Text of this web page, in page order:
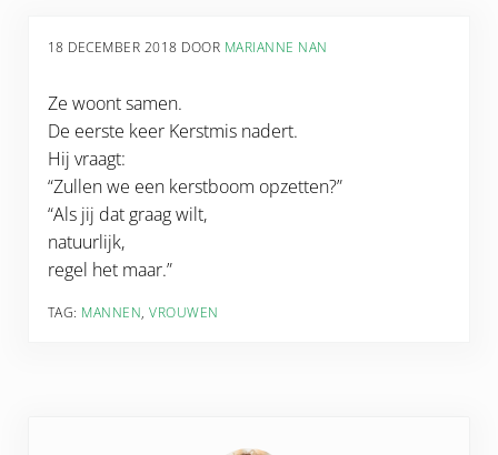
18 DECEMBER 2018 DOOR MARIANNE NAN
Ze woont samen.
De eerste keer Kerstmis nadert.
Hij vraagt:
“Zullen we een kerstboom opzetten?”
“Als jij dat graag wilt,
natuurlijk,
regel het maar.”
TAG: MANNEN,VROUWEN